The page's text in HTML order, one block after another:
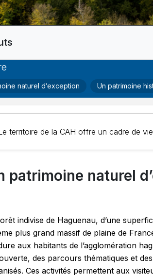
naturel d’exception Un patrimoine
territoire de la CAH offre un cadre de
patrimoine naturel
indivise de Haguenau, d’une
plus grand massif de plaine de
aux habitants de l’agglomération
des parcours thématiques et
Ces activités permettent aux